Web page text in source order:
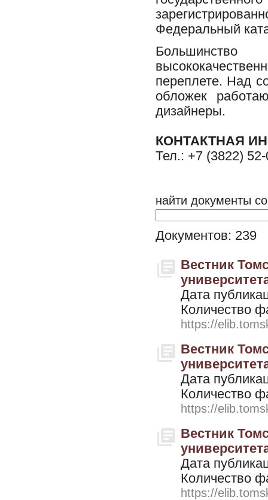
Федеральный
Большинство
переплете. Над
обложек
дизайнеры.
КОНТАКТНАЯ
Тел.: +7 (3822)
найти документы
Документов: 239
Вестник
Дата
Количество
https://
Вестник
Дата
Количество
https://
Вестник
Дата
Количество
https://